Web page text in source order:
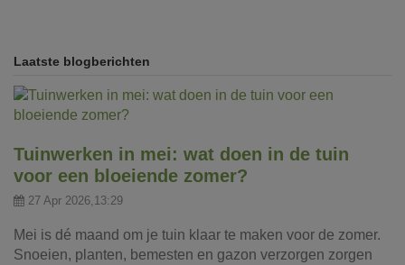
Laatste blogberichten
Tuinwerken in mei: wat doen in de tuin
voor een bloeiende zomer?
27 Apr 2026,13:29
Mei is dé maand om je tuin klaar te maken voor de zomer.
Snoeien, planten, bemesten en gazon verzorgen zorgen